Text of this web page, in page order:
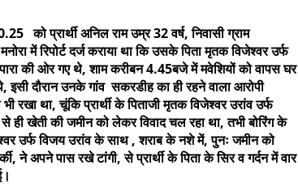
को प्रार्थी अनिल राम उम्र 32 वर्ष, निवासी ग्राम
में रिपोर्ट दर्ज कराया था कि उसके पिता मृतक विजेश्वर उर्फ
की ओर गए थे, शाम करीबन 4.45बजे में मवेशियों को वापस घर
दौरान उनके गांव सकरडीह का ही रहने वाला आरोपी
रखा था, चूंकि प्रार्थी के पिताजी मृतक विजेश्वर उरांव उर्फ
ही खेती की जमीन को लेकर विवाद चल रहा था, तभी बोरिंग के
उर्फ विजय उरांव के साथ , शराब के नशे में, पुनः जमीन को
ने अपने पास रखे टांगी, से प्रार्थी के पिता के सिर व गर्दन में वार